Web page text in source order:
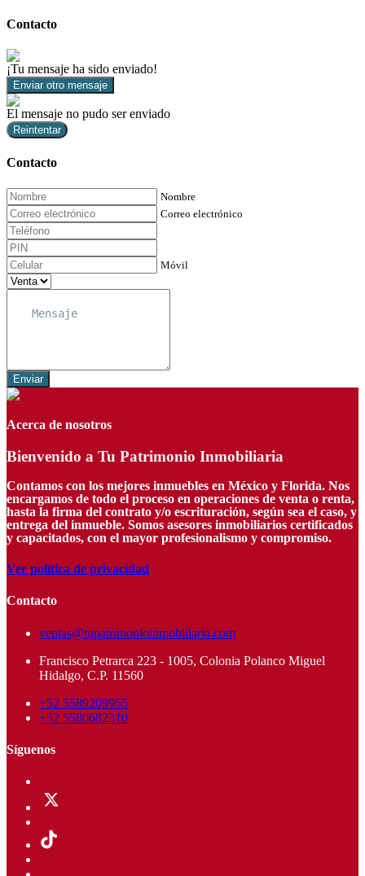
Contacto
¡Tu mensaje ha sido enviado!
Enviar otro mensaje
El mensaje no pudo ser enviado
Reintentar
Contacto
Nombre
Correo electrónico
Móvil
Enviar
Acerca de nosotros
Bienvenido a Tu Patrimonio Inmobiliaria
Contamos con los mejores inmuebles en México y Florida. Nos
encargamos de todo el proceso en operaciones de venta o renta,
hasta la firma del contrato y/o escrituración, según sea el caso, y
entrega del inmueble. Somos asesores inmobiliarios certificados
y capacitados, con el mayor profesionalismo y compromiso.
Ver política de privacidad
Contacto
ventas@tupatrimonioinmobiliaria.com
Francisco Petrarca 223 - 1005, Colonia Polanco Miguel
Hidalgo, C.P. 11560
+52 5589209955
+52 5580682310
Síguenos